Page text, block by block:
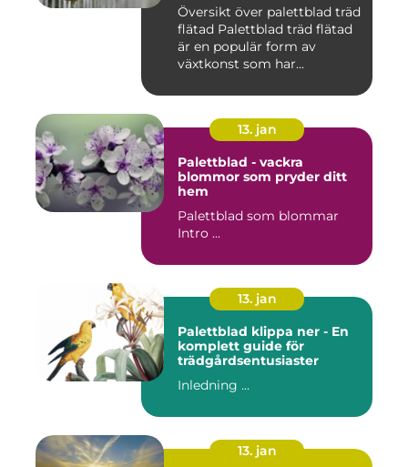
Översikt över palettblad träd
flätad Palettblad träd flätad
är en populär form av
växtkonst som har...
13. jan
Palettblad - vackra
blommor som pryder ditt
hem
Palettblad som blommar
Intro ...
13. jan
Palettblad klippa ner - En
komplett guide för
trädgårdsentusiaster
Inledning ...
13. jan